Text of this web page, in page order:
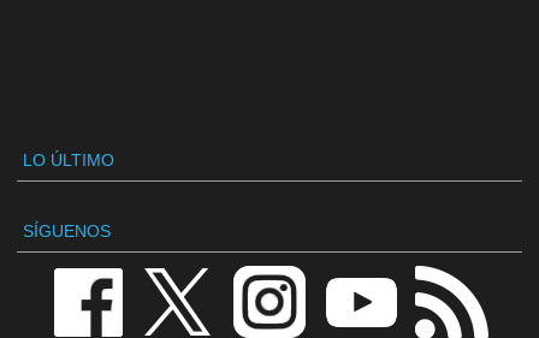
LO ÚLTIMO
SÍGUENOS